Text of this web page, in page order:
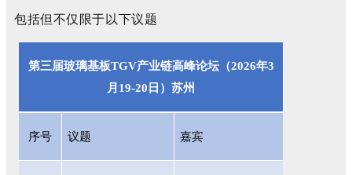
包括但不仅限于以下议题
第三届玻璃基板TGV产业链高峰论坛（2026年3
月19-20日）苏州
序号 议题 嘉宾